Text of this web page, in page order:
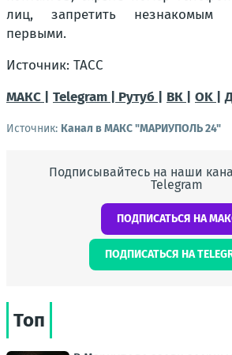
лиц, запретить незнакомым
первыми.
Источник: ТАСС
МАКС |
Telegram | Рутуб | ВК | OK |
Источник: Канал в МАКС "МАРИУПОЛЬ 24"
Подписывайтесь на наши
Telegram
ПОДПИСАТЬСЯ НА
ПОДПИСАТЬСЯ НА
Топ